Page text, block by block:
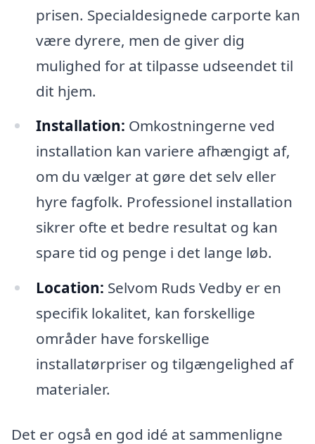
prisen. Specialdesignede carporte kan
være dyrere, men de giver dig
mulighed for at tilpasse udseendet til
dit hjem.
Installation: Omkostningerne ved
installation kan variere afhængigt af,
om du vælger at gøre det selv eller
hyre fagfolk. Professionel installation
sikrer ofte et bedre resultat og kan
spare tid og penge i det lange løb.
Location: Selvom Ruds Vedby er en
specifik lokalitet, kan forskellige
områder have forskellige
installatørpriser og tilgængelighed af
materialer.
Det er også en god idé at sammenligne